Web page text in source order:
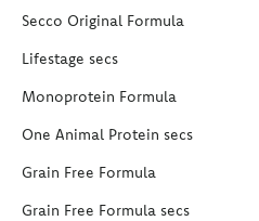
Secco Original Formula
Lifestage secs
Monoprotein Formula
One Animal Protein secs
Grain Free Formula
Grain Free Formula secs